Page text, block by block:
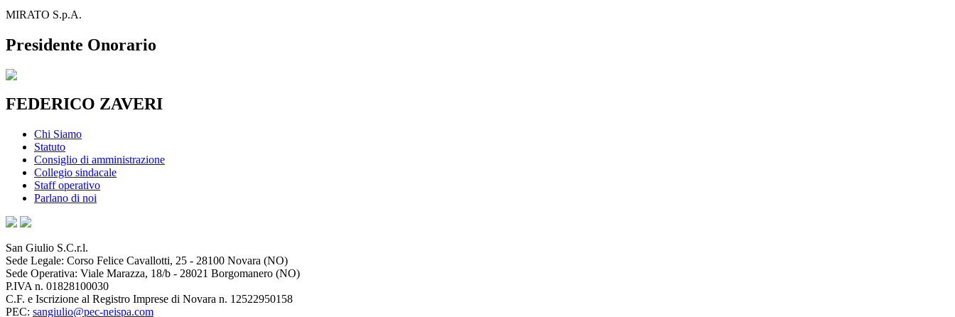
MIRATO S.p.A.
Presidente Onorario
FEDERICO ZAVERI
Chi Siamo
Statuto
Consiglio di amministrazione
Collegio sindacale
Staff operativo
Parlano di noi
San Giulio S.C.r.l.
Sede Legale: Corso Felice Cavallotti, 25 - 28100 Novara (NO)
Sede Operativa: Viale Marazza, 18/b - 28021 Borgomanero (NO)
P.IVA n. 01828100030
C.F. e Iscrizione al Registro Imprese di Novara n. 12522950158
PEC: sangiulio@pec-neispa.com